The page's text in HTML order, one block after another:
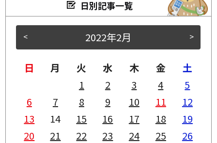
日別記事一覧
< >
2022年2月
日 月 火 水 木 金
土
1
2 3 4
5
6
7 8 9 10 11
12
13
14 15 16 17 18
19
20
21 22 23 24 25
26